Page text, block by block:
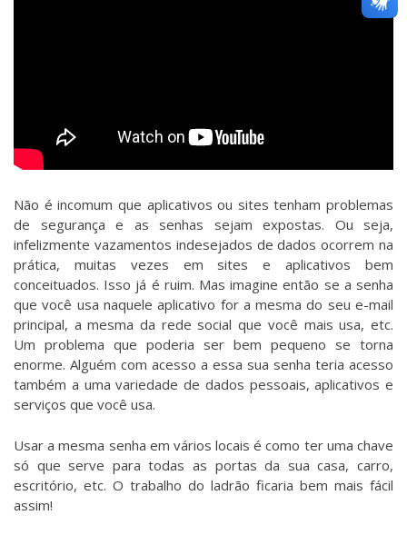
Não é incomum que aplicativos ou sites tenham problemas
de segurança e as senhas sejam expostas. Ou seja,
infelizmente vazamentos indesejados de dados ocorrem na
prática, muitas vezes em sites e aplicativos bem
conceituados. Isso já é ruim. Mas imagine então se a senha
que você usa naquele aplicativo for a mesma do seu e-mail
principal, a mesma da rede social que você mais usa, etc.
Um problema que poderia ser bem pequeno se torna
enorme. Alguém com acesso a essa sua senha teria acesso
também a uma variedade de dados pessoais, aplicativos e
serviços que você usa.
Usar a mesma senha em vários locais é como ter uma chave
só que serve para todas as portas da sua casa, carro,
escritório, etc. O trabalho do ladrão ficaria bem mais fácil
assim!